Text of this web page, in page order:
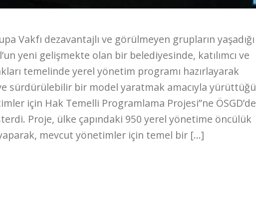
Vakfı dezavantajlı ve görülmeyen grupların yaşadığı
yeni gelişmekte olan bir belediyesinde, katılımcı ve
temelinde yerel yönetim programı hazırlayarak
sürdürülebilir bir model yaratmak amacıyla yürüttüğü
için Hak Temelli Programlama Projesi”ne ÖSGD’de
Proje, ülke çapındaki 950 yerel yönetime öncülük
mevcut yönetimler için temel bir […]